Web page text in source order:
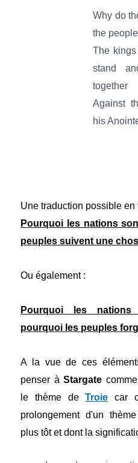
Why do
the
The
stand
together
Against
his
Une traduction possible en
Pourquoi les nations
peuples suivent une
Ou également :
Pourquoi les
pourquoi les peuples
A la vue de ces
penser àStargate
le thème deTroie car
prolongement d'un
plus tôt et dont la